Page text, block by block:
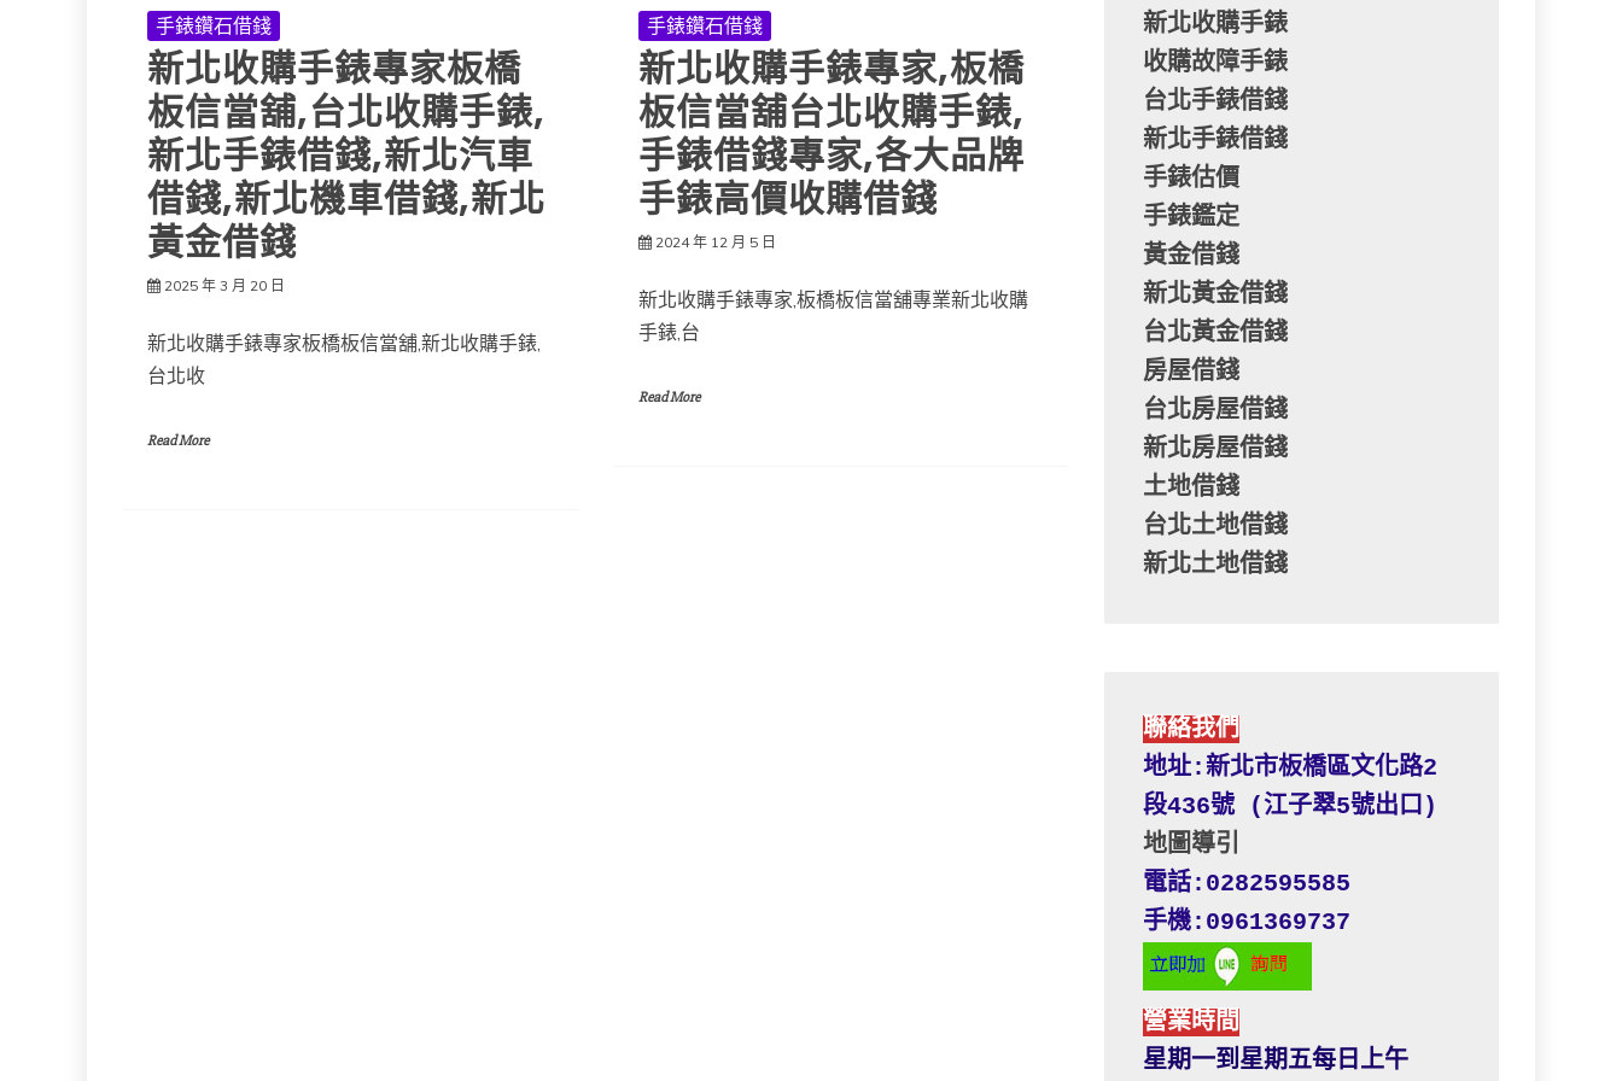
手錶鑽石借錢
新北收購手錶專家板橋
板信當舖,台北收購手錶,
新北手錶借錢,新北汽車
借錢,新北機車借錢,新北
黃金借錢
2025 年 3 月 20 日
新北收購手錶專家板橋板信當舖,新北收購手錶,
台北收
Read More
手錶鑽石借錢
新北收購手錶專家,板橋
板信當舖台北收購手錶,
手錶借錢專家,各大品牌
手錶高價收購借錢
2024 年 12 月 5 日
新北收購手錶專家,板橋板信當舖專業新北收購
手錶,台
Read More
新北收購手錶
收購故障手錶
台北手錶借錢
新北手錶借錢
手錶估價
手錶鑑定
黃金借錢
新北黃金借錢
台北黃金借錢
房屋借錢
台北房屋借錢
新北房屋借錢
土地借錢
台北土地借錢
新北土地借錢
聯絡我們
地址:新北市板橋區文化路2
地圖導引
電話:0282595585
手機:0961369737
營業時間
星期一到星期五每日上午